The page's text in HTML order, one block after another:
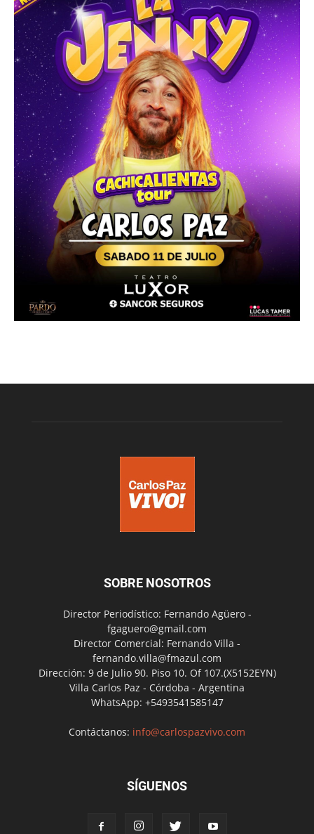
SOBRE NOSOTROS
Director Periodístico: Fernando Agüero -
fgaguero@gmail.com
Director Comercial: Fernando Villa -
fernando.villa@fmazul.com
Dirección: 9 de Julio 90. Piso 10. Of 107.(X5152EYN)
Villa Carlos Paz - Córdoba - Argentina
WhatsApp: +5493541585147
Contáctanos: info@carlospazvivo.com
SÍGUENOS